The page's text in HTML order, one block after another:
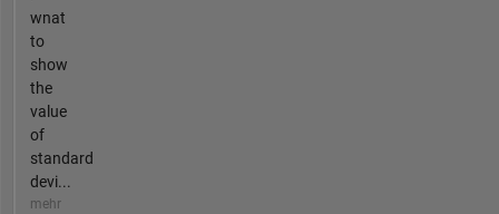
wnat
to
show
the
value
of
standard
devi...
mehr